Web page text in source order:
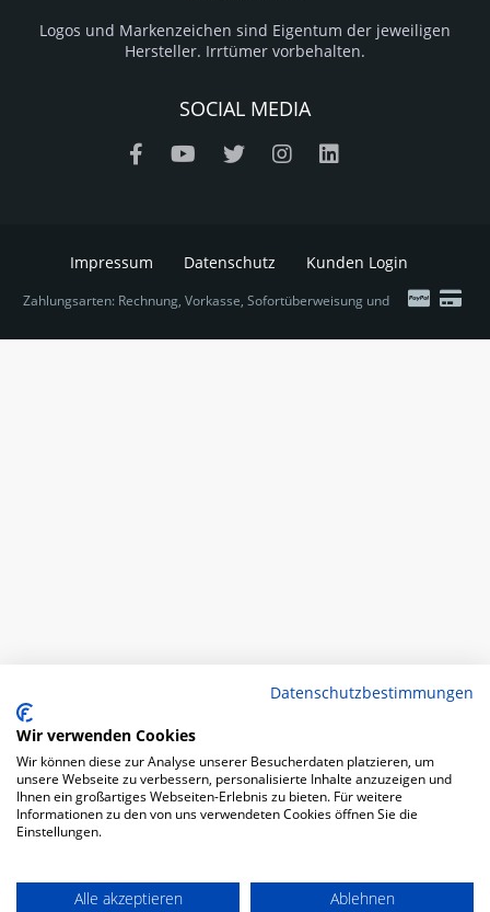
Logos und Markenzeichen sind Eigentum der jeweiligen
Hersteller. Irrtümer vorbehalten.
SOCIAL MEDIA
Impressum Datenschutz Kunden Login
Zahlungsarten: Rechnung, Vorkasse, Sofortüberweisung und
Datenschutzbestimmungen
Wir verwenden Cookies
Wir können diese zur Analyse unserer Besucherdaten platzieren, um
unsere Webseite zu verbessern, personalisierte Inhalte anzuzeigen und
Ihnen ein großartiges Webseiten-Erlebnis zu bieten. Für weitere
Informationen zu den von uns verwendeten Cookies öffnen Sie die
Einstellungen.
Alle akzeptieren Ablehnen